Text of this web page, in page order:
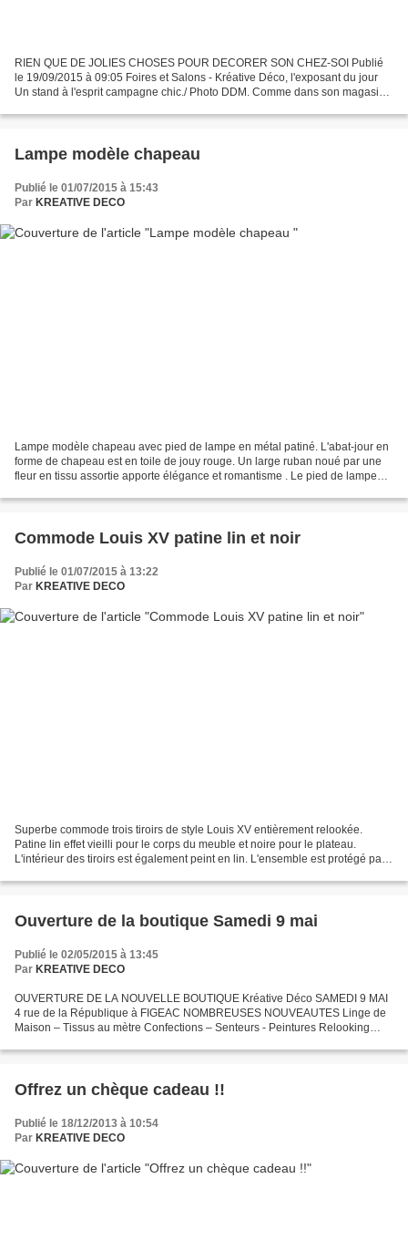
RIEN QUE DE JOLIES CHOSES POUR DECORER SON CHEZ-SOI Publié
le 19/09/2015 à 09:05 Foires et Salons - Kréative Déco, l'exposant du jour
Un stand à l'esprit campagne chic./ Photo DDM. Comme dans son magasin
Lampe modèle chapeau
Publié le 01/07/2015 à 15:43
Par KREATIVE DECO
Lampe modèle chapeau avec pied de lampe en métal patiné. L'abat-jour en
forme de chapeau est en toile de jouy rouge. Un large ruban noué par une
fleur en tissu assortie apporte élégance et romantisme . Le pied de lampe
Commode Louis XV patine lin et noir
Publié le 01/07/2015 à 13:22
Par KREATIVE DECO
Superbe commode trois tiroirs de style Louis XV entièrement relookée.
Patine lin effet vieilli pour le corps du meuble et noire pour le plateau.
L'intérieur des tiroirs est également peint en lin. L'ensemble est protégé par
Ouverture de la boutique Samedi 9 mai
Publié le 02/05/2015 à 13:45
Par KREATIVE DECO
OUVERTURE DE LA NOUVELLE BOUTIQUE Kréative Déco SAMEDI 9 MAI
4 rue de la République à FIGEAC NOMBREUSES NOUVEAUTES Linge de
Maison – Tissus au mètre Confections – Senteurs - Peintures Relooking
Offrez un chèque cadeau !!
Publié le 18/12/2013 à 10:54
Par KREATIVE DECO